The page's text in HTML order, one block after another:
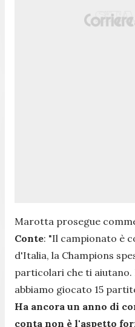
Marotta prosegue
Conte: "Il campionato è
d'Italia, la Champions
particolari che ti aiutano.
abbiamo giocato 15
Ha ancora un anno di
conta non è l'aspetto